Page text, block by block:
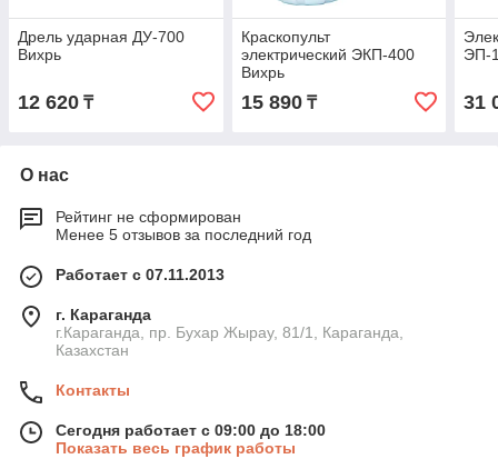
Дрель ударная ДУ-700
Вихрь
12 620 ₸
Краскопульт
электрический ЭКП-400
Вихрь
15 890₸
ЭП-
31
О нас
Рейтинг не сформирован
Менее 5 отзывов за последний год
Работает с 07.11.2013
г. Караганда
г.Караганда, пр. Бухар Жырау, 81/1, Караганда,
Казахстан
Контакты
Сегодня работает с 09:00 до 18:00
Показать весь график работы